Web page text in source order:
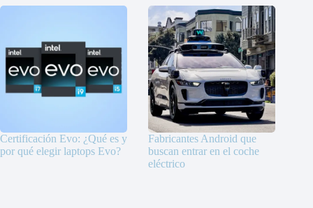
Certificación Evo: ¿Qué es y
por qué elegir laptops Evo?
Fabricantes Android que
buscan entrar en el coche
eléctrico